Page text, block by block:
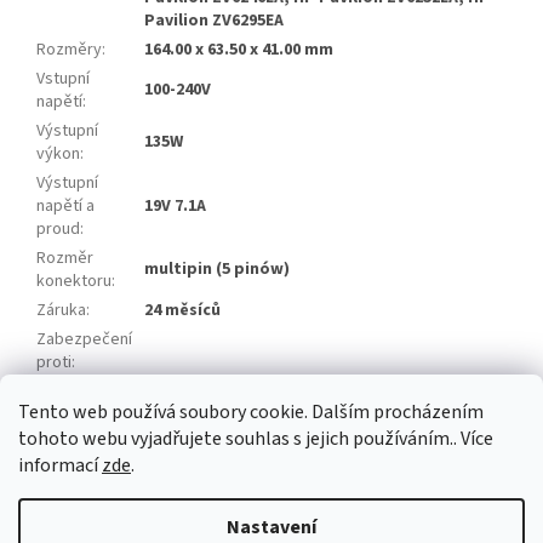
Tento web používá soubory cookie. Dalším procházením
tohoto webu vyjadřujete souhlas s jejich používáním.. Více
informacízde.
Nastavení
Pavilion ZV6295EA
Rozměry:
164.00 x 63.50 x 41.00 mm
Vstupní
napětí:
100-240V
Výstupní
výkon:
135W
Výstupní
napětí a
proud:
19V 7.1A
Rozměr
konektoru:
multipin (5 pinów)
Záruka:
24 měsíců
Zabezpečení
proti:
kabel: 3 pin
Vytvořil Shoptet